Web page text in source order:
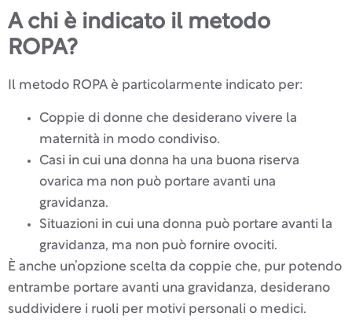
A chi è indicato il metodo
ROPA?
Il metodo ROPA è particolarmente indicato per:
Coppie di donne che desiderano vivere la
maternità in modo condiviso.
Casi in cui una donna ha una buona riserva
ovarica ma non può portare avanti una
gravidanza.
Situazioni in cui una donna può portare avanti la
gravidanza, ma non può fornire ovociti.
È anche un’opzione scelta da coppie che, pur potendo
entrambe portare avanti una gravidanza, desiderano
suddividere i ruoli per motivi personali o medici.